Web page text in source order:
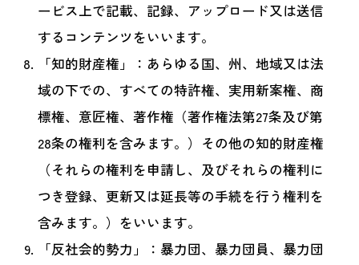
ービス上で記載、記録、アップロード又は送信
するコンテンツをいいます。
「知的財産権」：あらゆる国、州、地域又は法
域の下での、すべての特許権、実用新案権、商
標権、意匠権、著作権（著作権法第27条及び第
28条の権利を含みます。）その他の知的財産権
（それらの権利を申請し、及びそれらの権利に
つき登録、更新又は延長等の手続を行う権利を
含みます。）をいいます。
「反社会的勢力」：暴力団、暴力団員、暴力団